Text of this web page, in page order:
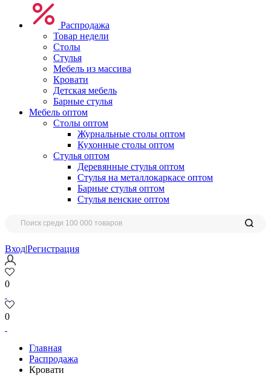
Распродажа
Товар недели
Столы
Стулья
Мебель из массива
Кровати
Детская мебель
Барные стулья
Мебель оптом
Столы оптом
Журнальные столы оптом
Кухонные столы оптом
Стулья оптом
Деревянные стулья оптом
Стулья на металлокаркасе оптом
Барные стулья оптом
Стулья венские оптом
Вход|Регистрация
0
0
Главная
Распродажа
Кровати